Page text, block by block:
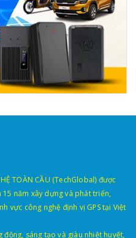
TOÀN CẦU (TechGlobal) được
năm xây dựng và phát triển,
vực công nghệ định vị GPS tại Việt
động, sáng tạo và giàu nhiệt huyết,